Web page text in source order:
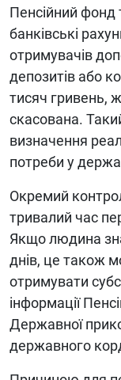
Пенсійний фонд
банківські
отримувачів
депозитів або
тисяч гривень,
скасована.
визначення
потреби у
Окремий
тривалий час
Якщо людина
днів, це також
отримувати
інформації
Державної
державного